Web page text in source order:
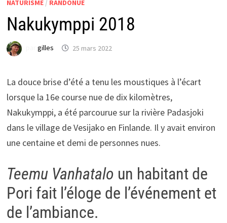
NATURISME/ RANDONUE
Nakukymppi 2018
gilles 25 mars 2022
La douce brise d’été a tenu les moustiques à l’écart
lorsque la 16e course nue de dix kilomètres,
Nakukymppi, a été parcourue sur la rivière Padasjoki
dans le village de Vesijako en Finlande. Il y avait environ
une centaine et demi de personnes nues.
Teemu Vanhatalo un habitant de
Pori fait l’éloge de l’événement et
de l’ambiance.